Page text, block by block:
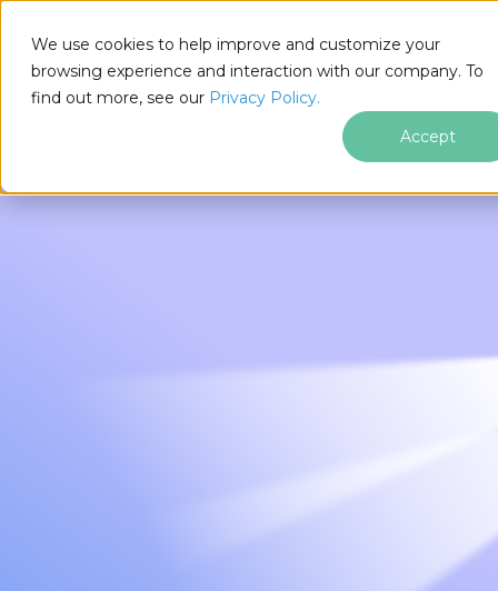
We use cookies to help improve and customize your
browsing experience and interaction with our company. To
find out more, see our Privacy Policy.
Accept
IRONSOFTWARE
Ir para o conteúdo do rodapé